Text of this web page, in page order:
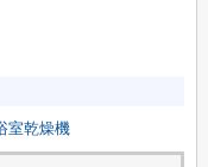
室乾燥機